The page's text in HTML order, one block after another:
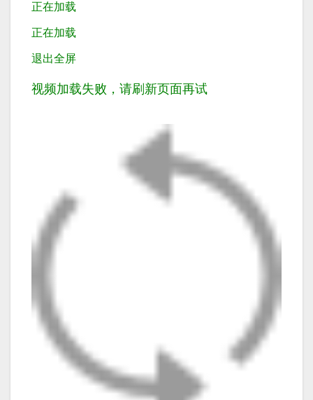
正在加载
正在加载
退出全屏
视频加载失败，请刷新页面再试